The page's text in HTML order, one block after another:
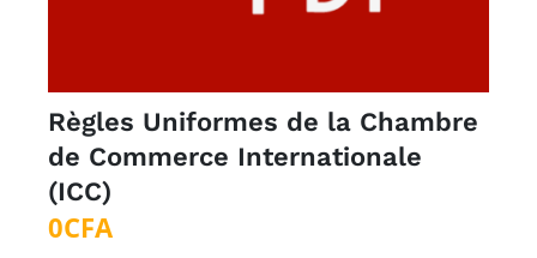
Règles Uniformes de la Chambre
de Commerce Internationale
(ICC)
0CFA